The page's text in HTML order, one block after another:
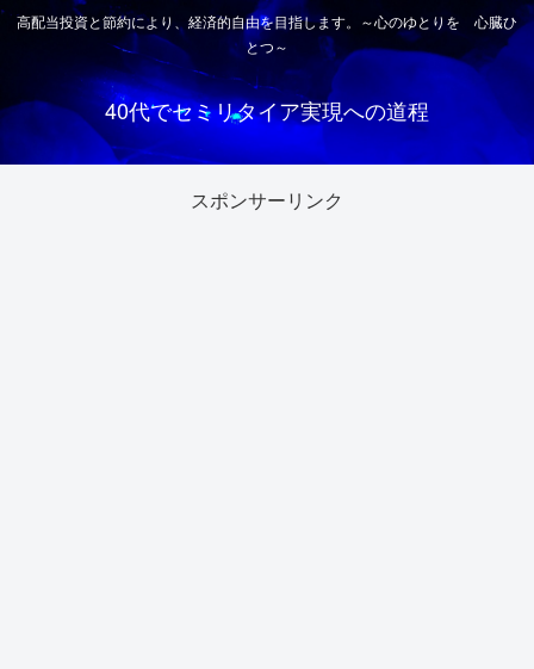
高配当投資と節約により、経済的自由を目指します。～心のゆとりを 心臓ひ
とつ～
40代でセミリタイア実現への道程
スポンサーリンク